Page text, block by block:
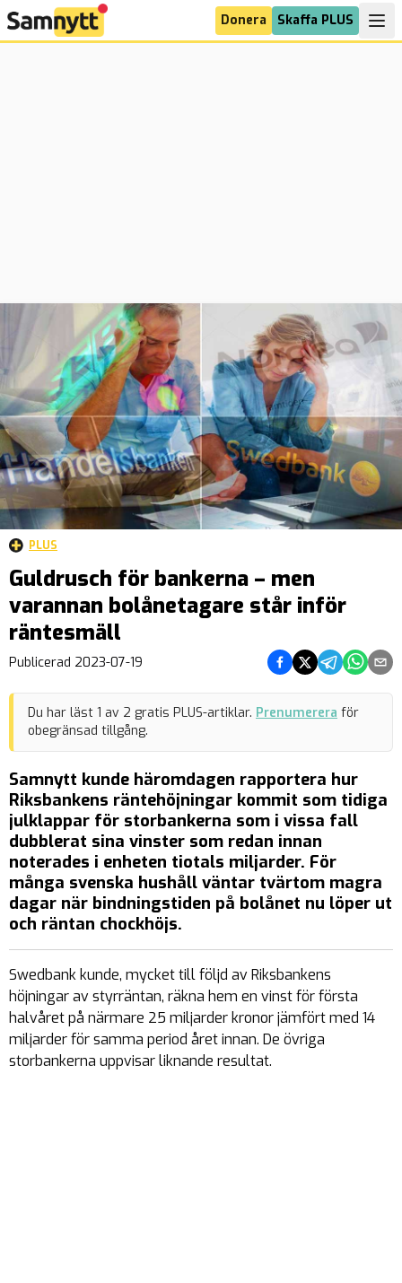
Donera Skaffa PLUS
PLUS
Guldrusch för bankerna – men
varannan bolånetagare står inför
räntesmäll
Publicerad 2023-07-19 Dela på Facebook
Dela på Twitter
Dela påDela på
Dela
Du har läst 1 av 2 gratis PLUS-artiklar. Prenumerera för
obegränsad tillgång.
Samnytt kunde häromdagen rapportera hur
Riksbankens räntehöjningar kommit som tidiga
julklappar för storbankerna som i vissa fall
dubblerat sina vinster som redan innan
noterades i enheten tiotals miljarder. För
många svenska hushåll väntar tvärtom magra
dagar när bindningstiden på bolånet nu löper ut
och räntan chockhöjs.
Swedbank kunde, mycket till följd av Riksbankens
höjningar av styrräntan, räkna hem en vinst för första
halvåret på närmare 25 miljarder kronor jämfört med 14
miljarder för samma period året innan. De övriga
storbankerna uppvisar liknande resultat.